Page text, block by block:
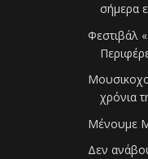
σήμερα
Φεστιβάλ
χρόνια
Μένουμε
Δεν